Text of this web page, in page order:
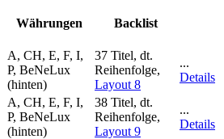
Währungen Backlist
A, CH, E, F, I,
P, BeNeLux
(hinten)
37 Titel, dt.
Reihenfolge,
Layout 8
...
Details
A, CH, E, F, I,
P, BeNeLux
(hinten)
38 Titel, dt.
Reihenfolge,
Layout 9
...
Details